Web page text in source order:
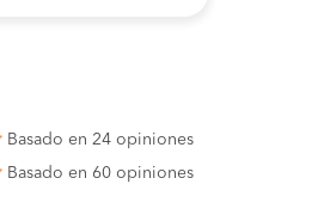
Basado en 24 opiniones
Basado en 60 opiniones